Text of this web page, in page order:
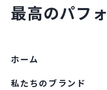
最高のパフ
ホーム
私たちのブランド